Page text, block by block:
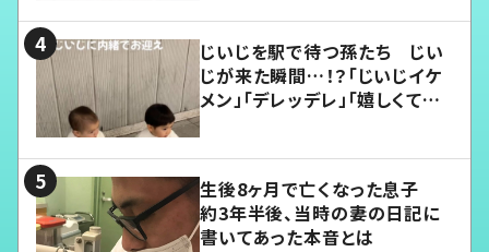
じいじを駅で待つ孫たち じい
じが来た瞬間…！？「じいじイケ
メン」「デレッデレ」「嬉しくて可
生後8ヶ月で亡くなった息子
約3年半後、当時の妻の日記に
書いてあった本音とは